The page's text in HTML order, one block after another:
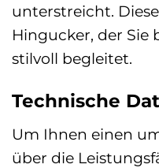
unterstreicht.
Hingucker, der Sie
stilvoll begleitet.
Technische
Um Ihnen einen
über die